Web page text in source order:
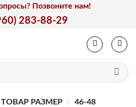
Позвоните нам!
283-88-29
ТОВАР РАЗМЕР / 46-48